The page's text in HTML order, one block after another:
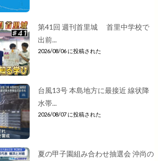
第41回 週刊首里城 首里中学校で
出前...
2026/08/06 に投稿された
台風13号 本島地方に最接近 線状降
水帯...
2026/08/07 に投稿された
夏の甲子園組み合わせ抽選会 沖尚の